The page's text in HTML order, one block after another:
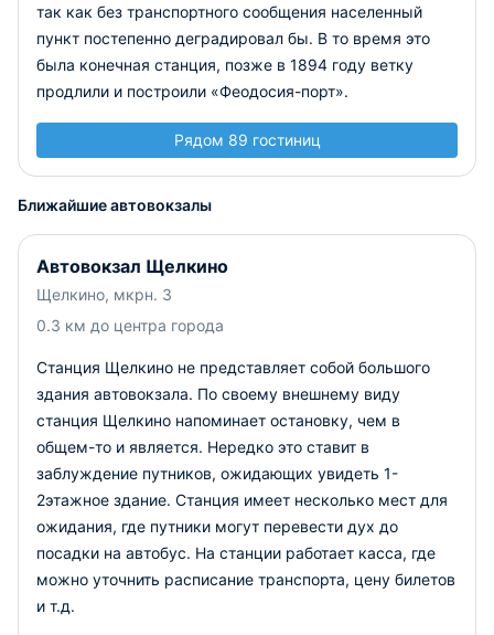
так как без транспортного сообщения населенный
пункт постепенно деградировал бы. В то время это
была конечная станция, позже в 1894 году ветку
продлили и построили «Феодосия-порт».
Рядом 89 гостиниц
Ближайшие автовокзалы
Автовокзал Щелкино
Щелкино, мкрн. 3
0.3 км до центра города
Станция Щелкино не представляет собой большого
здания автовокзала. По своему внешнему виду
станция Щелкино напоминает остановку, чем в
общем-то и является. Нередко это ставит в
заблуждение путников, ожидающих увидеть 1-
2этажное здание. Станция имеет несколько мест для
ожидания, где путники могут перевести дух до
посадки на автобус. На станции работает касса, где
можно уточнить расписание транспорта, цену билетов
и т.д.